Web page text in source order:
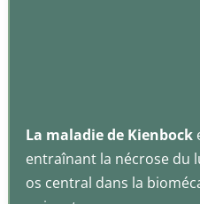
La maladie de Kienbock
entraînant la nécrose du
os central dans la